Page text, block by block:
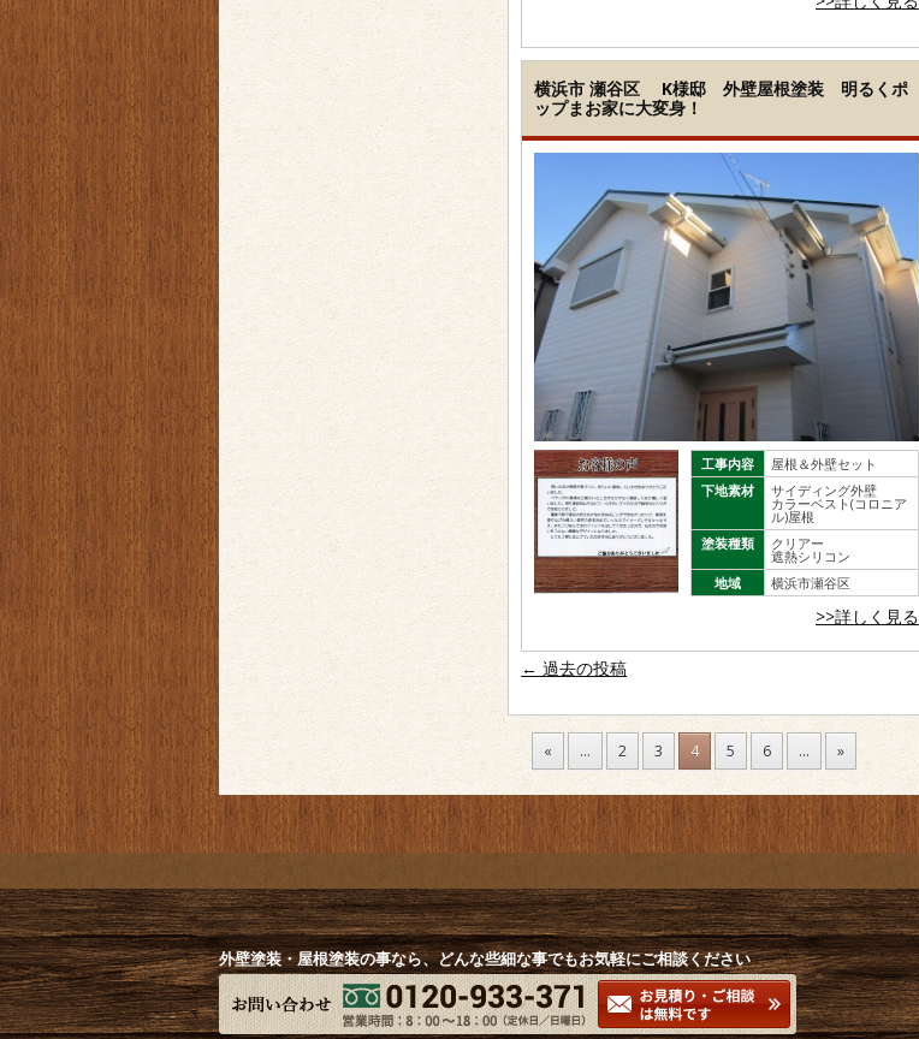
横浜市 瀬谷区 K様邸 外壁屋根塗装 明るくポ
ップまお家に大変身！
工事内容
屋根＆外壁セット
下地素材
サイディング外壁
カラーベスト(コロニア
ル)屋根
塗装種類
クリアー
遮熱シリコン
地域
横浜市瀬谷区
>>詳しく見る
投稿ナビゲーション
← 過去の投稿
« ... 2 3 4 5 6 ... »
外壁塗装・屋根塗装の事なら、どんな些細な事でもお気軽にご相談ください